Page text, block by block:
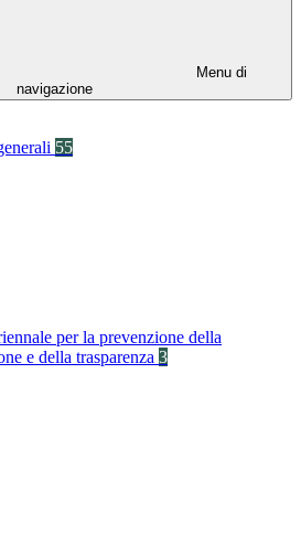
Menu di
navigazione
55
per la prevenzione della
e della trasparenza 3